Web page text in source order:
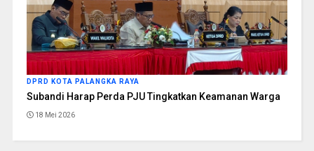
DPRD KOTA PALANGKA RAYA
Subandi Harap Perda PJU Tingkatkan Keamanan Warga
18 Mei 2026